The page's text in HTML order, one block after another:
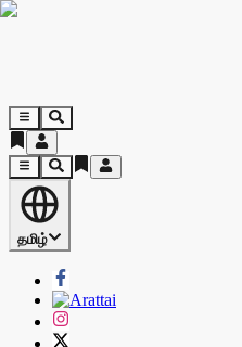
தமிழ்